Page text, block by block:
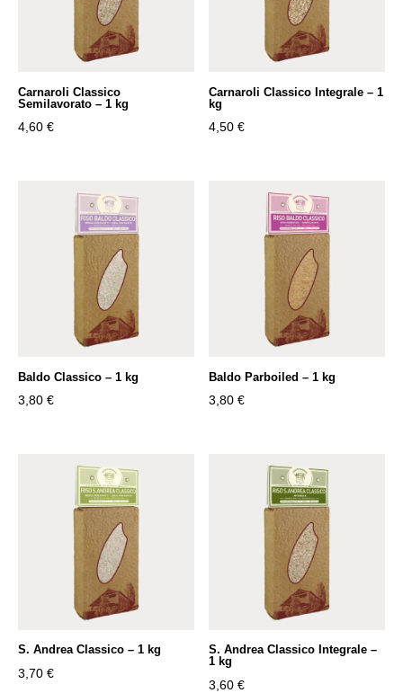
Carnaroli Classico
Semilavorato – 1 kg
4,60 €
Carnaroli Classico Integrale – 1
kg
4,50€
Baldo Classico – 1 kg
3,80 €
Baldo Parboiled – 1 kg
3,80€
S. Andrea Classico – 1 kg
3,70 €
S. Andrea Classico Integrale –
1 kg
3,60€